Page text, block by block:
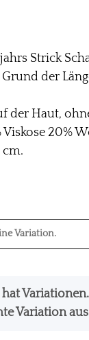
Strick
der
der Haut,
20%
cm.
Variation.
Variation